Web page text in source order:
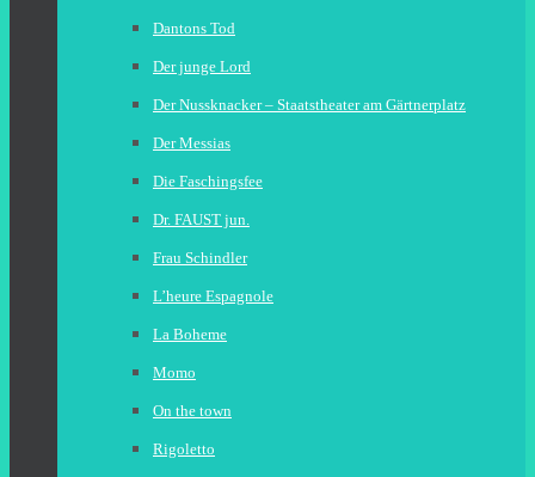
Dantons Tod
Der junge Lord
Der Nussknacker – Staatstheater am Gärtnerplatz
Der Messias
Die Faschingsfee
Dr. FAUST jun.
Frau Schindler
L’heure Espagnole
La Boheme
Momo
On the town
Rigoletto